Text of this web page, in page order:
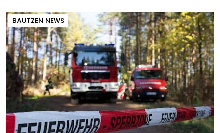
BAUTZEN NEWS